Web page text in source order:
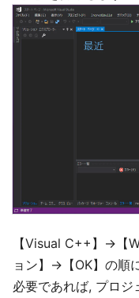
【Visual C++】→【
ョン】→【OK】の順
必要であれば, プロジ